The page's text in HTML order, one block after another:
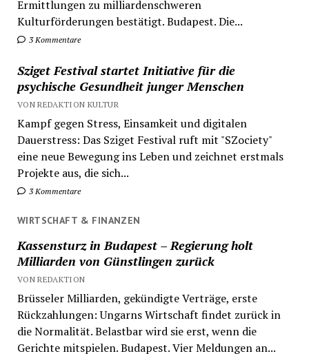
Ermittlungen zu milliardenschweren
Kulturförderungen bestätigt. Budapest. Die...
3 Kommentare
Sziget Festival startet Initiative für die
psychische Gesundheit junger Menschen
VON REDAKTION KULTUR
Kampf gegen Stress, Einsamkeit und digitalen
Dauerstress: Das Sziget Festival ruft mit "SZociety"
eine neue Bewegung ins Leben und zeichnet erstmals
Projekte aus, die sich...
3 Kommentare
WIRTSCHAFT & FINANZEN
Kassensturz in Budapest – Regierung holt
Milliarden von Günstlingen zurück
VON REDAKTION
Brüsseler Milliarden, gekündigte Verträge, erste
Rückzahlungen: Ungarns Wirtschaft findet zurück in
die Normalität. Belastbar wird sie erst, wenn die
Gerichte mitspielen. Budapest. Vier Meldungen an...